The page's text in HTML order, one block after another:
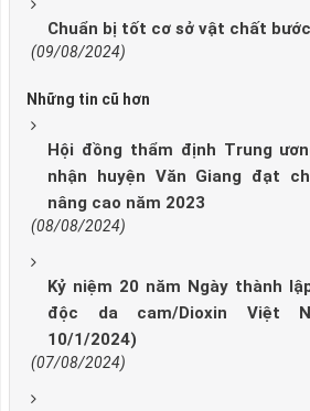
Chuẩn bị tốt cơ sở vật chất
(09/08/2024)
Những tin cũ hơn
Hội đồng thẩm định Trung
nhận huyện Văn Giang đạt
nâng cao năm 2023
(08/08/2024)
Kỷ niệm 20 năm Ngày thành
độc da cam/Dioxin Việt
10/1/2024)
(07/08/2024)